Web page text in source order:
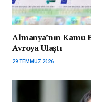
Almanya’nın Kamu
Avroya Ulaştı
29 TEMMUZ 2026